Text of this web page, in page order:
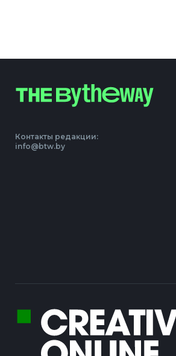
Контакты редакции:
info@btw.by